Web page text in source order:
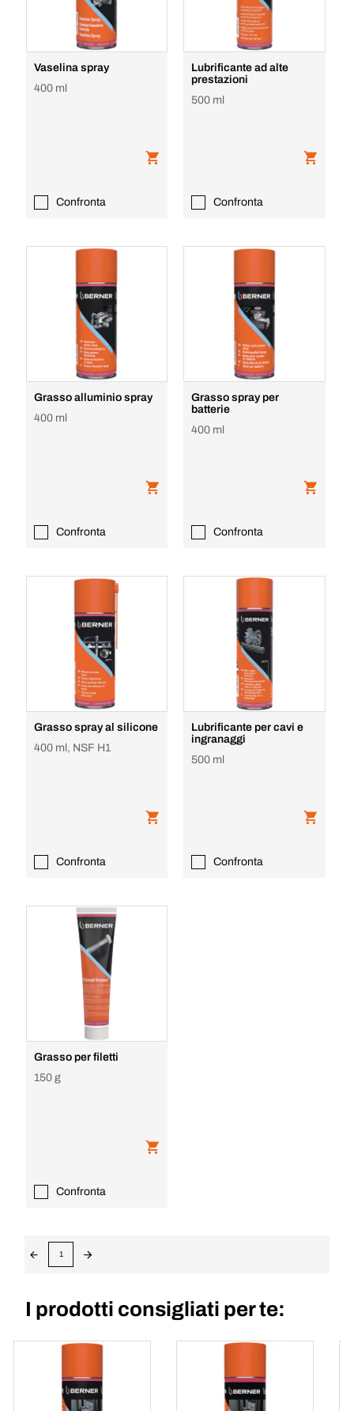
Vaselina spray
400 ml
Confronta
Lubrificante ad alte
prestazioni
500 ml
Confronta
Grasso alluminio spray
400 ml
Confronta
Grasso spray per
batterie
400 ml
Confronta
Grasso spray al silicone
400 ml, NSF H1
Confronta
Lubrificante per cavi e
ingranaggi
500 ml
Confronta
Grasso per filetti
150 g
Confronta
1
I prodotti consigliati per te: